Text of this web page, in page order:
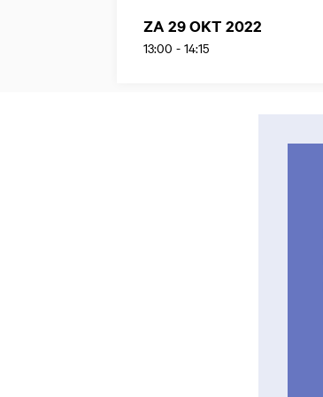
ZA 29 OKT 2022
13:00 - 14:15